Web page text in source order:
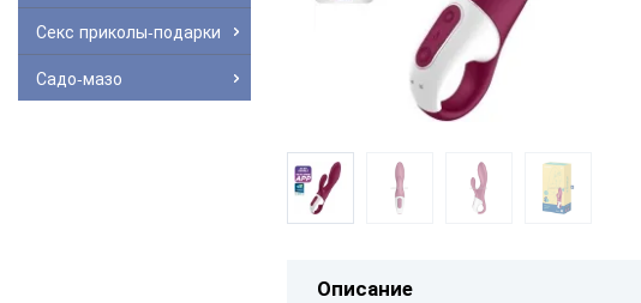
Секс приколы-подарки
Садо-мазо
Описание